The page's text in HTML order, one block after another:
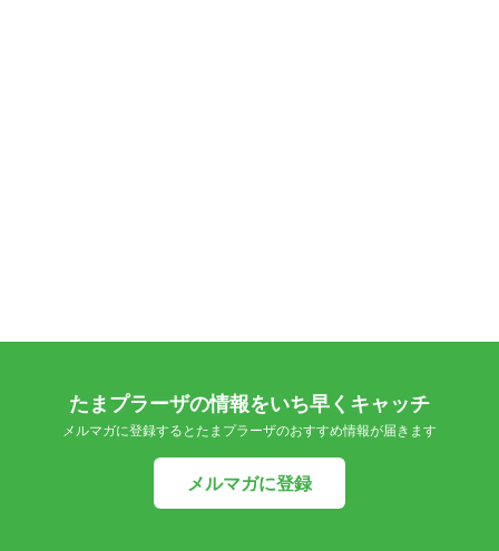
たまプラーザの情報をいち早くキャッチ
メルマガに登録するとたまプラーザのおすすめ情報が届きます
メルマガに登録